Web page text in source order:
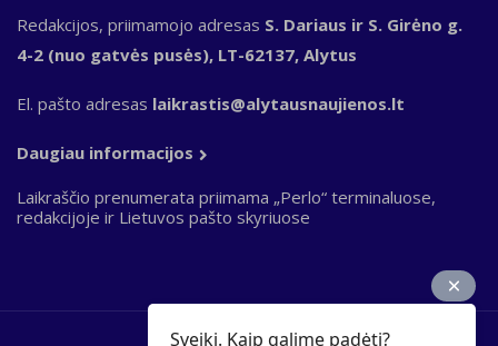
Redakcijos, priimamojo adresas S. Dariaus ir S. Girėno g.
4-2 (nuo gatvės pusės), LT-62137, Alytus
El. pašto adresas laikrastis@alytausnaujienos.lt
Daugiau informacijos
Laikraščio prenumerata priimama „Perlo“ terminaluose,
redakcijoje ir Lietuvos pašto skyriuose
Sveiki. Kaip galime padėti?